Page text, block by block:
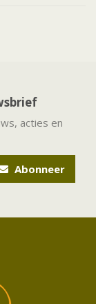
acties en
Abonneer